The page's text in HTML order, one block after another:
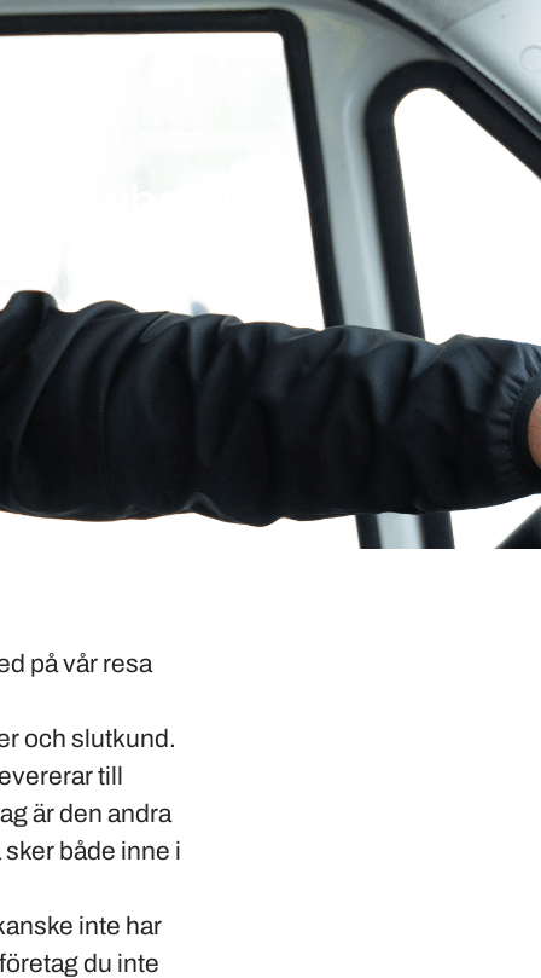
på vår resa
och slutkund.
till
är den andra
både inne i
inte har
du inte